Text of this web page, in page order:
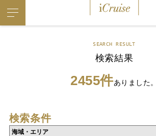
SEARCH RESULT
検索結果
2455件ありました。
検索条件
海域・エリア